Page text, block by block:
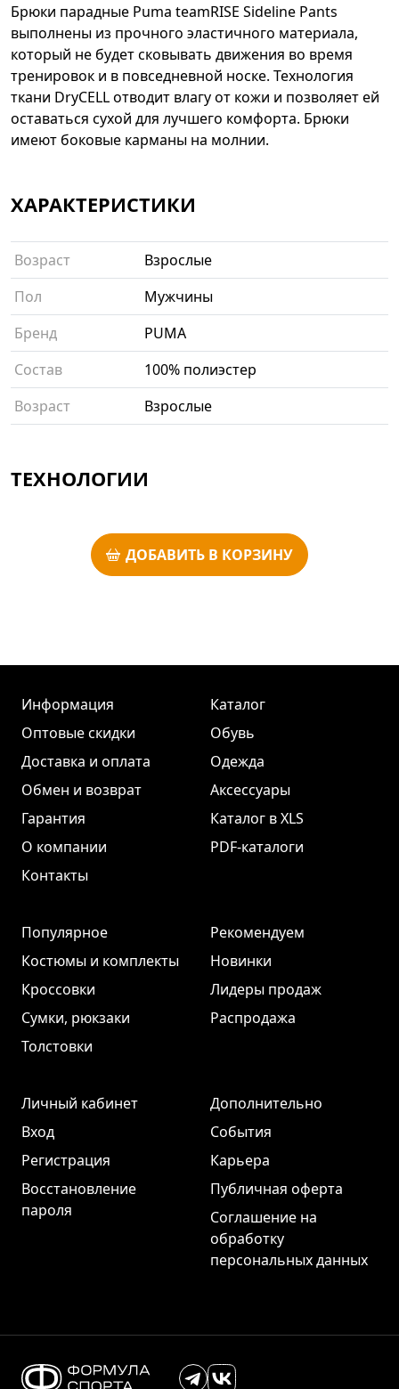
Брюки парадные Puma teamRISE Sideline Pants
выполнены из прочного эластичного материала,
который не будет сковывать движения во время
тренировок и в повседневной носке. Технология
ткани DryCELL отводит влагу от кожи и позволяет ей
оставаться сухой для лучшего комфорта. Брюки
имеют боковые карманы на молнии.
ХАРАКТЕРИСТИКИ
Возраст
Взрослые
Пол
Мужчины
Бренд
PUMA
Состав
100% полиэстер
Возраст
Взрослые
ТЕХНОЛОГИИ
ДОБАВИТЬ В КОРЗИНУ
Информация
Оптовые скидки
Доставка и оплата
Обмен и возврат
Гарантия
О компании
Контакты
Каталог
Обувь
Одежда
Аксессуары
Каталог в XLS
PDF-каталоги
Популярное
Костюмы и комплекты
Кроссовки
Сумки, рюкзаки
Толстовки
Рекомендуем
Новинки
Лидеры продаж
Распродажа
Личный кабинет
Вход
Регистрация
Восстановление
пароля
Дополнительно
События
Карьера
Публичная оферта
Соглашение на
обработку
персональных данных